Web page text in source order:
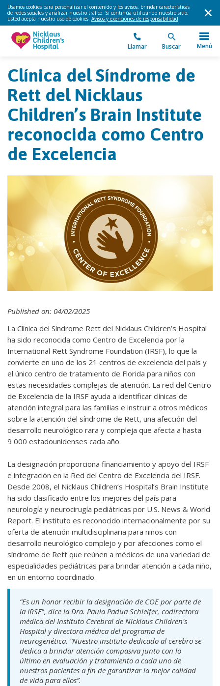
Usamos cookies para personalizar el contenido y los avisos, brindar características
de redes sociales y analizar nuestro tráfico. Si continúa utilizando nuestro sitio,
usted acepta nuestro uso de cookies. Avisos y exenciones de responsabilidad.
Llamar Buscar Menú
Clínica del Síndrome de
Rett del Nicklaus
Children’s Brain Institute
reconocida como Centro
de Excelencia
Published on: 04/02/2025
La Clínica del Síndrome Rett del Nicklaus Children’s Hospital
ha sido reconocida como Centro de Excelencia por la
International Rett Syndrome Foundation (IRSF), lo que la
convierte en uno de los 21 centros de excelencia del país y
el único centro de tratamiento de Florida para niños con
estas necesidades complejas de atención. La red del Centro
de Excelencia de la IRSF ayuda a identificar clínicas de
atención integral para las familias e instruir a otros médicos
sobre la atención del síndrome de Rett, una afección del
desarrollo neurológico rara y compleja que afecta a hasta
9 000 estadounidenses cada año.
La designación proporciona financiamiento y apoyo del IRSF
e integración en la Red del Centro de Excelencia del IRSF.
Desde 2008, el Nicklaus Children’s Hospital’s Brain Institute
ha sido clasificado entre los mejores del país para
neurología y neurocirugía pediátricas por U.S. News & World
Report. El instituto es reconocido internacionalmente por su
oferta de atención multidisciplinaria para niños con
desarrollo neurológico complejo y por afecciones como el
síndrome de Rett que reúnen a médicos de una variedad de
especialidades pediátricas para brindar atención a cada niño,
en un entorno coordinado.
“Es un honor recibir la designación de COE por parte de
la IRSF", dice la Dra. Paula Padua Schleifer, codirectora
médica del Instituto Cerebral de Nicklaus Children's
Hospital y directora médica del programa de
neurogenética. “Nuestro instituto dedicado al cerebro se
dedica a brindar atención compasiva junto con lo
último en evaluación y tratamiento a cada uno de
nuestros pacientes a fin de garantizar la mejor calidad
de vida para ellos”.